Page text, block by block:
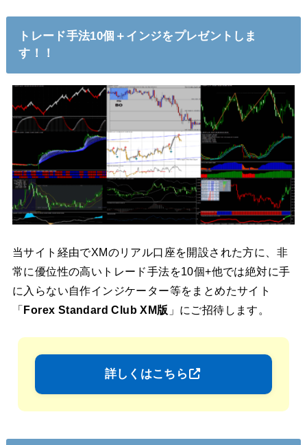
トレード手法10個＋インジをプレゼントしま
す！！
当サイト経由でXMのリアル口座を開設された方に、非
常に優位性の高いトレード手法を10個+他では絶対に手
に入らない自作インジケーター等をまとめたサイト
「 Forex Standard Club XM版 」にご招待します。
詳しくはこちら